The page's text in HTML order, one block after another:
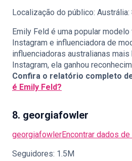
Localização do público: Austrália:
Emily Feld é uma popular
Instagram e influenciadora de
influenciadoras australianas mais
Instagram, ela ganhou
Confira o relatório completo
é Emily Feld?
8. georgiafowler
georgiafowlerEncontrar dados
Seguidores: 1.5M